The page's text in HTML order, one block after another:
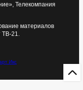
Телекомпания
материалов
ТВ-21.
Икс